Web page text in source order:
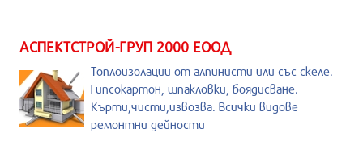
АСПЕКТСТРОЙ-ГРУП 2000 ЕООД
Топлоизолации от алпинисти или със скеле.
Гипсокартон, шпакловки, боядисване.
Кърти,чисти,извозва. Всички видове
ремонтни дейности